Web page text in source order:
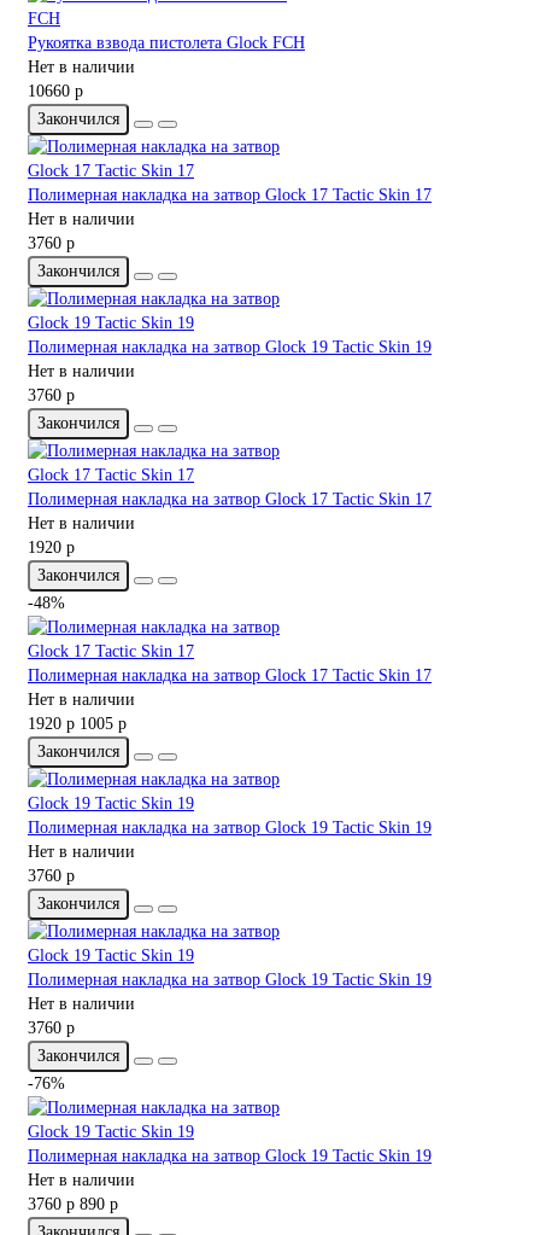
Рукоятка взвода пистолета Glock FCH
Нет в наличии
10660 р
Закончился
Полимерная накладка на затвор Glock 17 Tactic Skin 17
Нет в наличии
3760 р
Закончился
Полимерная накладка на затвор Glock 19 Tactic Skin 19
Нет в наличии
3760 р
Закончился
Полимерная накладка на затвор Glock 17 Tactic Skin 17
Нет в наличии
1920 р
Закончился
-48%
Полимерная накладка на затвор Glock 17 Tactic Skin 17
Нет в наличии
1920 р 1005 р
Закончился
Полимерная накладка на затвор Glock 19 Tactic Skin 19
Нет в наличии
3760 р
Закончился
Полимерная накладка на затвор Glock 19 Tactic Skin 19
Нет в наличии
3760 р
Закончился
-76%
Полимерная накладка на затвор Glock 19 Tactic Skin 19
Нет в наличии
3760 р 890 р